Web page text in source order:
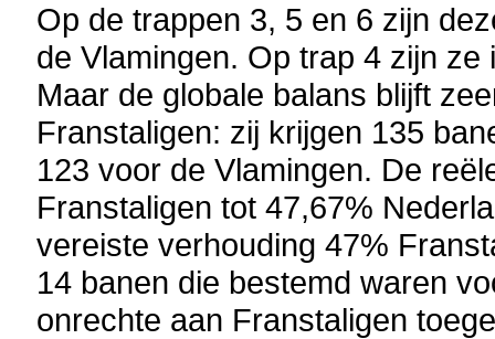
Op de trappen 3, 5 en 6 zijn
de Vlamingen. Op trap 4 zijn
Maar de globale balans blijft
Franstaligen: zij krijgen 135
123 voor de Vlamingen. De
Franstaligen tot 47,67%
vereiste verhouding 47%
14 banen die bestemd waren
onrechte aan Franstaligen